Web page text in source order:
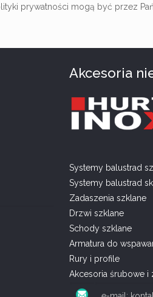
prywatności mogą być przez
Akcesoria
Systemy balustrad
Systemy balustrad
Zadaszenia szklane
Drzwi szklane
Schody szklane
Armatura do
Rury i profile
Akcesoria śrubowe i